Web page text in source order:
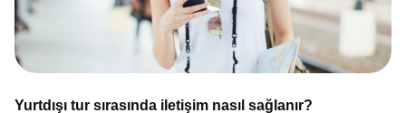
Yurtdışı tur sırasında iletişim nasıl sağlanır?